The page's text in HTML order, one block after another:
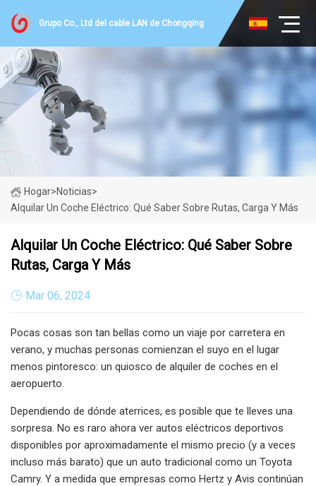
Grupo Co., Ltd del cable LAN de Chongqing
Hogar>Noticias>
Alquilar Un Coche Eléctrico: Qué Saber Sobre Rutas, Carga Y Más
Alquilar Un Coche Eléctrico: Qué Saber Sobre
Rutas, Carga Y Más
Mar 06, 2024
Pocas cosas son tan bellas como un viaje por carretera en
verano, y muchas personas comienzan el suyo en el lugar
menos pintoresco: un quiosco de alquiler de coches en el
aeropuerto.
Dependiendo de dónde aterrices, es posible que te lleves una
sorpresa. No es raro ahora ver autos eléctricos deportivos
disponibles por aproximadamente el mismo precio (y a veces
incluso más barato) que un auto tradicional como un Toyota
Camry. Y a medida que empresas como Hertz y Avis continúan